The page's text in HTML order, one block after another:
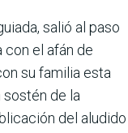
salió al paso
con el afán de
su familia esta
de la
del aludido